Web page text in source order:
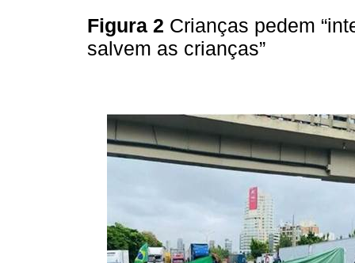
Figura 2 Crianças pedem
salvem as crianças”